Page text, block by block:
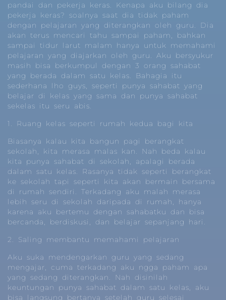
pandai dan pekerja keras. Kenapa aku bilang dia
pekerja keras? soalnya saat dia tidak paham
dengan pelajaran yang diterangkan oleh guru. Dia
akan terus mencari tahu sampai paham, bahkan
sampai tidur larut malam hanya untuk memahami
pelajaran yang diajarkan oleh guru. Aku bersyukur
masih bisa berkumpul dengan 3 orang sahabat
yang berada dalam satu kelas. Bahagia itu
sederhana lho guys, seperti punya sahabat yang
belajar di kelas yang sama dan punya sahabat
sekelas itu seru abis.
1. Ruang kelas seperti rumah kedua bagi kita
Biasanya kalau kita bangun pagi berangkat
sekolah, kita merasa malas kan. Nah beda kalau
kita punya sahabat di sekolah, apalagi berada
dalam satu kelas. Rasanya tidak seperti berangkat
ke sekolah tapi seperti kita akan bermain bersama
di rumah sendiri. Terkadang aku malah merasa
lebih seru di sekolah daripada di rumah, hanya
karena aku bertemu dengan sahabatku dan bisa
bercanda, berdiskusi, dan belajar sepanjang hari.
2. Saling membantu memahami pelajaran
Aku suka mendengarkan guru yang sedang
mengajar, cuma terkadang aku ngga paham apa
yang sedang diterangkan. Nah disinilah
keuntungan punya sahabat dalam satu kelas, aku
bisa langsung bertanya setelah guru selesai